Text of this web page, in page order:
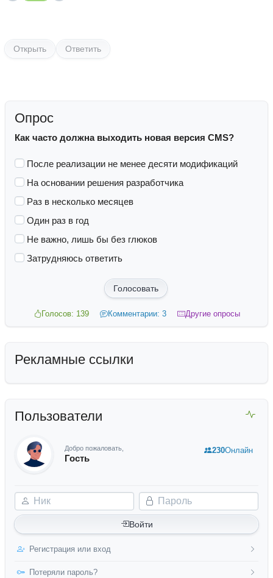
Открыть Ответить
Опрос
Как часто должна выходить новая версия CMS?
После реализации не менее десяти модификаций
На основании решения разработчика
Раз в несколько месяцев
Один раз в год
Не важно, лишь бы без глюков
Затрудняюсь ответить
Голосовать
Голосов: 139 Комментарии: 3 Другие опросы
Рекламные ссылки
Пользователи
Добро пожаловать,
Гость
Ник Пароль
Войти
Регистрация или вход
Потеряли пароль?
230Онлайн